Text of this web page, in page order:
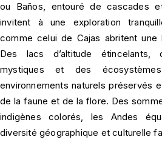
ou Baños, entouré de cascades
invitent à une exploration
comme celui de Cajas abritent une
Des lacs d’altitude
mystiques et des
environnements naturels préservés
de la faune et de la flore. Des
indigènes colorés, les Andes
diversité géographique et culturelle